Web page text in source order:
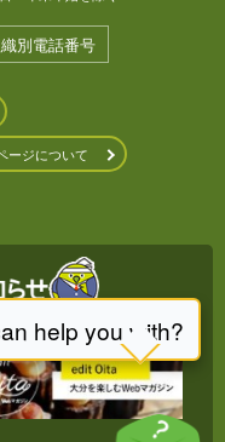
別電話番号
ージについて